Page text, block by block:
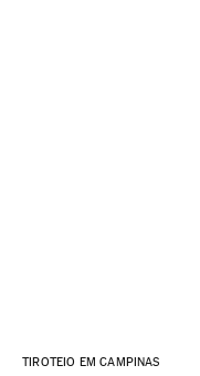
TIROTEIO EM CAMPINAS